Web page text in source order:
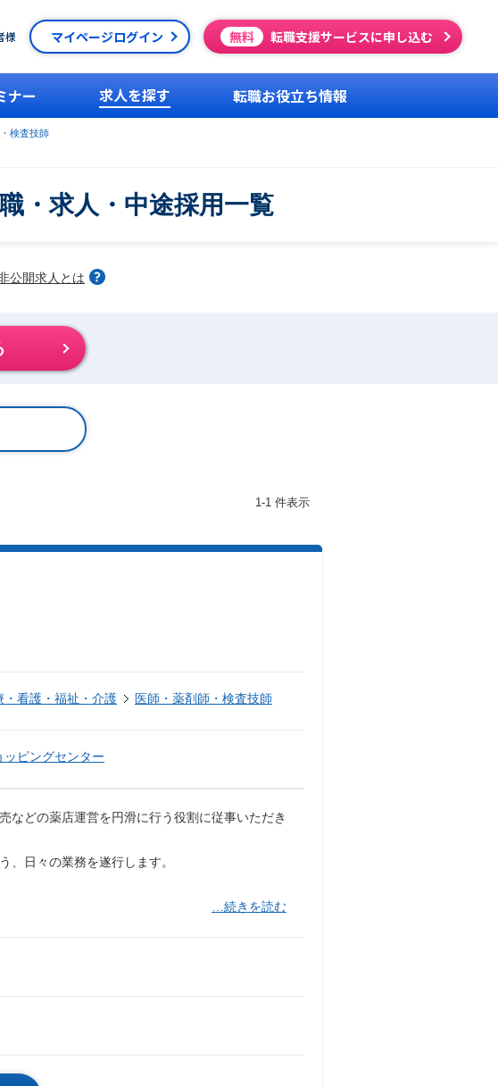
様 マイページログイン 無料 転職支援サービスに申し込む
ナー 求人を探す 転職お役立ち情報
検査技師
・求人・中途採用一覧
公開求人とは
1-1 件表示
・看護・福祉・介護 医師・薬剤師・検査技師
ッピングセンター
などの薬店運営を円滑に行う役割に従事いただき
、日々の業務を遂行します。
…続きを読む